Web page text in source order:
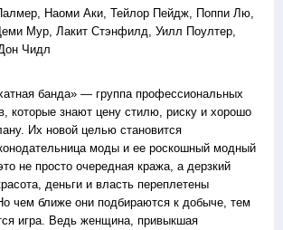
Наоми Аки, Тейлор Пейдж, Поппи Лю,
Мур, Лакит Стэнфилд, Уилл Поултер,
Чидл
банда» — группа профессиональных
которые знают цену стилю, риску и хорошо
Их новой целью становится
моды и ее роскошный модный
не просто очередная кража, а дерзкий
деньги и власть переплетены
чем ближе они подбираются к добыче, тем
игра. Ведь женщина, привыкшая